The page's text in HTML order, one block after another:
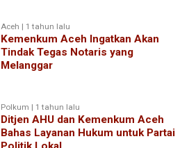
Aceh | 1 tahun lalu
Kemenkum Aceh Ingatkan Akan
Tindak Tegas Notaris yang
Melanggar
Polkum | 1 tahun lalu
Ditjen AHU dan Kemenkum Aceh
Bahas Layanan Hukum untuk Partai